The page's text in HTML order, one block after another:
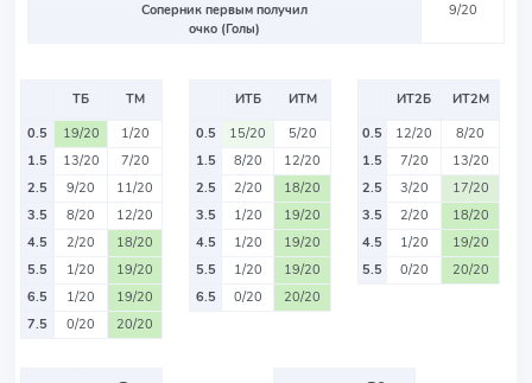
Соперник первым получил
очко (Голы)
9/20
ТБ
ТМ
0.5
19/20
1/20
1.5
13/20
7/20
2.5
9/20
11/20
3.5
8/20
12/20
4.5
2/20
18/20
5.5
1/20
19/20
6.5
1/20
19/20
7.5
0/20 20/20
ИТБ
ИТМ
0.5
15/20
5/20
1.5
8/20
12/20
2.5
2/20
18/20
3.5
1/20
19/20
4.5
1/20
19/20
5.5
1/20
19/20
6.5
0/20 20/20
ИТ2Б
ИТ2М
0.5
12/20
8/20
1.5
7/20
13/20
2.5
3/20
17/20
3.5
2/20
18/20
4.5
1/20
19/20
5.5
0/20 20/20